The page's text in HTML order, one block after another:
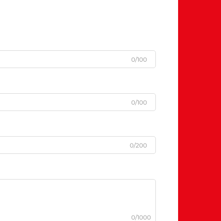
0/100
0/100
0/200
0/1000